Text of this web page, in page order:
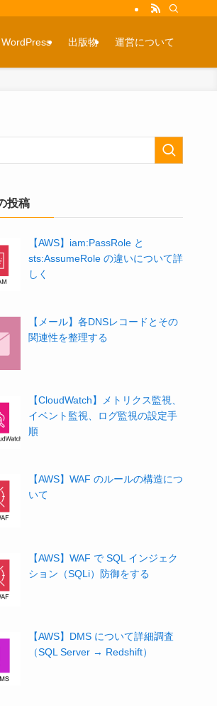
WordPress 出版物 運営について
投稿
【AWS】iam:PassRole と
sts:AssumeRole の違いについて詳
しく
【メール】各DNSレコードとその
関連性を整理する
【CloudWatch】メトリクス監視、
イベント監視、ログ監視の設定手
順
【AWS】WAF のルールの構造につ
いて
【AWS】WAF で SQL インジェク
ション（SQLi）防御をする
【AWS】DMS について詳細調査
（SQL Server → Redshift）